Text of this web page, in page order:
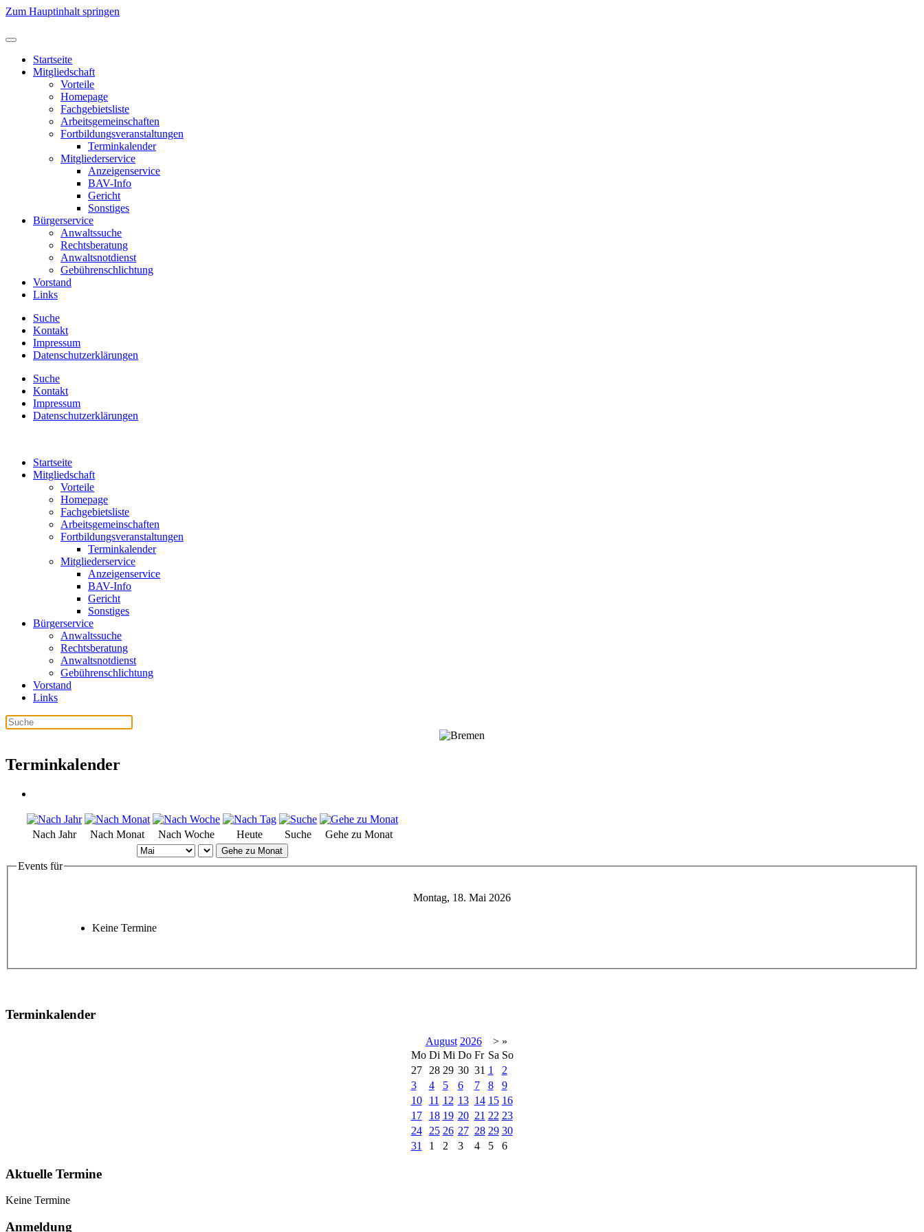
Zum Hauptinhalt springen
Startseite
Mitgliedschaft
Vorteile
Homepage
Fachgebietsliste
Arbeitsgemeinschaften
Fortbildungsveranstaltungen
Terminkalender
Mitgliederservice
Anzeigenservice
BAV-Info
Gericht
Sonstiges
Bürgerservice
Anwaltssuche
Rechtsberatung
Anwaltsnotdienst
Gebührenschlichtung
Vorstand
Links
Suche
Kontakt
Impressum
Datenschutzerklärungen
Suche
Kontakt
Impressum
Datenschutzerklärungen
Startseite
Mitgliedschaft
Vorteile
Homepage
Fachgebietsliste
Arbeitsgemeinschaften
Fortbildungsveranstaltungen
Terminkalender
Mitgliederservice
Anzeigenservice
BAV-Info
Gericht
Sonstiges
Bürgerservice
Anwaltssuche
Rechtsberatung
Anwaltsnotdienst
Gebührenschlichtung
Vorstand
Links
Terminkalender
Nach Jahr Nach Monat Nach Woche Heute Suche Gehe zu Monat
Gehe zu Monat
Events für
Montag, 18. Mai 2026
Keine Termine
Terminkalender
August 2026 > »
Mo Di Mi Do Fr Sa So
27
28 29 30 31 1
2
3
4 5 6 7 8
9
10
11 12 13 14 15 16
17
18 19 20 21 22 23
24
25 26 27 28 29 30
31
1 2 3 4 5 6
Aktuelle Termine
Keine Termine
Anmeldung